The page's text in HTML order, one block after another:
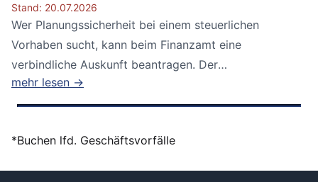
Stand: 20.07.2026
Wer Planungssicherheit bei einem steuerlichen
Vorhaben sucht, kann beim Finanzamt eine
verbindliche Auskunft beantragen. Der
Bundesfinanzhof...
mehr lesen →
*Buchen lfd. Geschäftsvorfälle